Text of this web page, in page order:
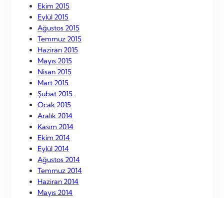
Ekim 2015
Eylül 2015
Ağustos 2015
Temmuz 2015
Haziran 2015
Mayıs 2015
Nisan 2015
Mart 2015
Şubat 2015
Ocak 2015
Aralık 2014
Kasım 2014
Ekim 2014
Eylül 2014
Ağustos 2014
Temmuz 2014
Haziran 2014
Mayıs 2014